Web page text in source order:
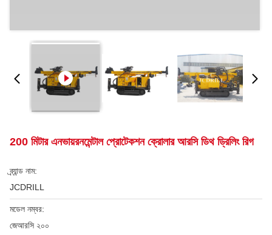
200 মিটার এনভায়রনমেন্টাল প্রোটেকশন ক্রোলার আরসি ডিথ ড্রিলিং রিগ
ব্র্যান্ড নাম:
JCDRILL
মডেল নম্বর:
জেআরসি ২০০